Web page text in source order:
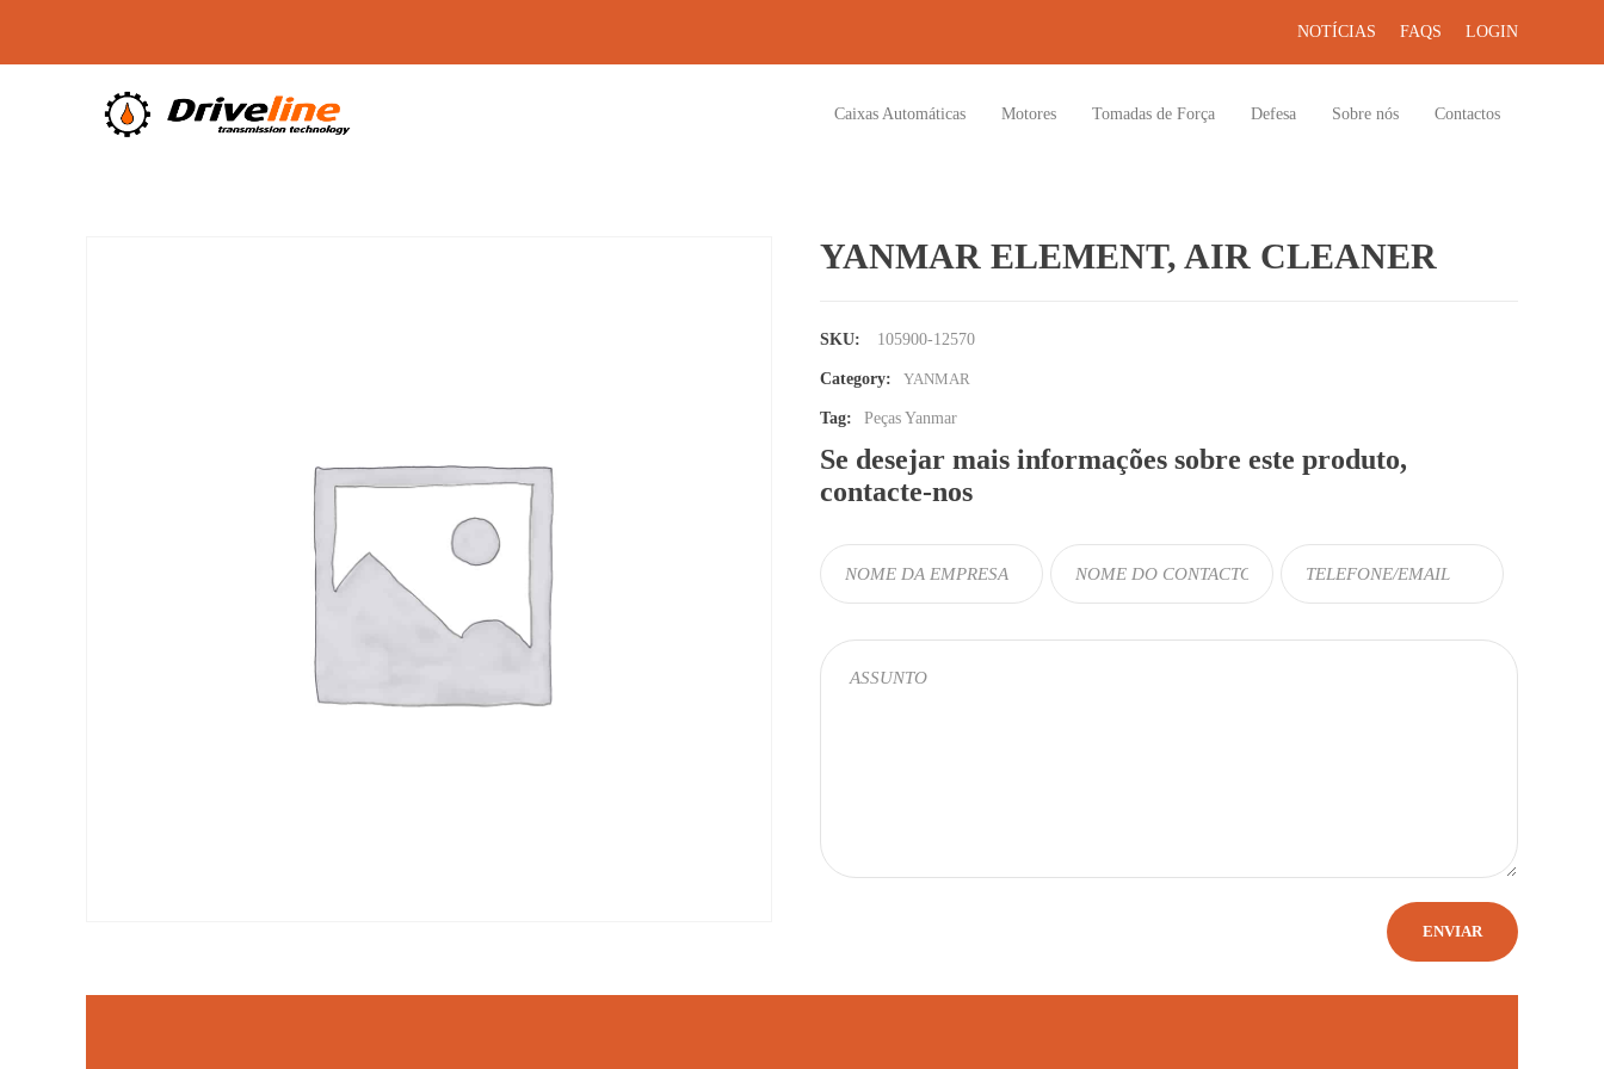
NOTÍCIAS FAQS LOGIN
Caixas Automáticas Motores Tomadas de Força Defesa Sobre nós Contactos
YANMAR ELEMENT, AIR CLEANER
SKU: 105900-12570
Category: YANMAR
Tag: Peças Yanmar
Se desejar mais informações sobre este produto,
contacte-nos